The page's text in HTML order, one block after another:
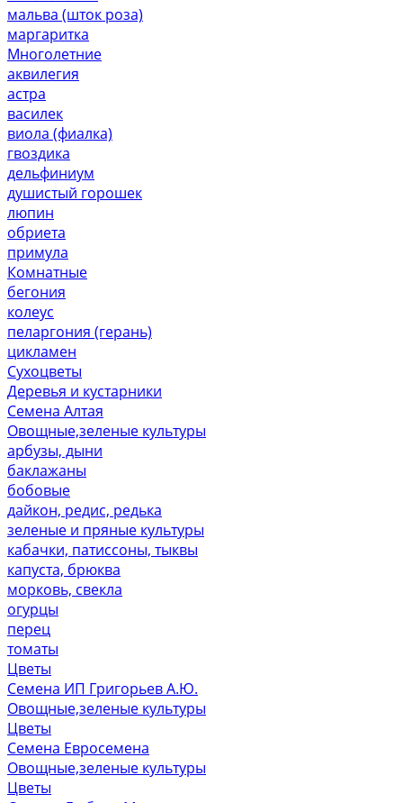
мальва (шток роза)
маргаритка
Многолетние
аквилегия
астра
василек
виола (фиалка)
гвоздика
дельфиниум
душистый горошек
люпин
обриета
примула
Комнатные
бегония
колеус
пеларгония (герань)
цикламен
Сухоцветы
Деревья и кустарники
Семена Алтая
Овощные,зеленые культуры
арбузы, дыни
баклажаны
бобовые
дайкон, редис, редька
зеленые и пряные культуры
кабачки, патиссоны, тыквы
капуста, брюква
морковь, свекла
огурцы
перец
томаты
Цветы
Семена ИП Григорьев А.Ю.
Овощные,зеленые культуры
Цветы
Семена Евросемена
Овощные,зеленые культуры
Цветы